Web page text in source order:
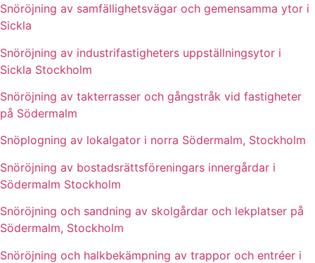
Snöröjning av samfällighetsvägar och gemensamma ytor i
Sickla
Snöröjning av industrifastigheters uppställningsytor i
Sickla Stockholm
Snöröjning av takterrasser och gångstråk vid fastigheter
på Södermalm
Snöplogning av lokalgator i norra Södermalm, Stockholm
Snöröjning av bostadsrättsföreningars innergårdar i
Södermalm Stockholm
Snöröjning och sandning av skolgårdar och lekplatser på
Södermalm, Stockholm
Snöröjning och halkbekämpning av trappor och entréer i